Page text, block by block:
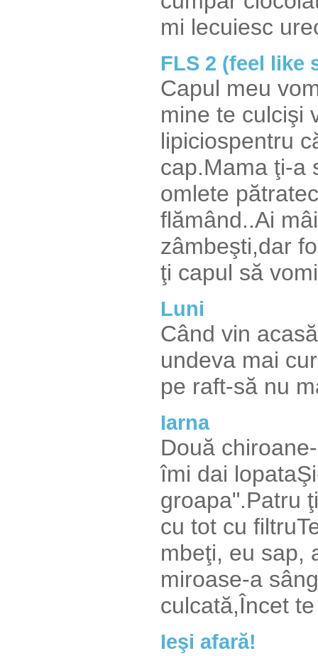
mi lecuiesc
FLS 2 (feel like
Capul meu
mine te culcişi
lipiciospentru
cap.Mama ţi-a
omlete
flămând..Ai
zâmbeşti,dar
ţi capul să
Luni
Când vin
undeva mai
pe raft-să nu
Iarna
Două
îmi dai
groapa".Patru
cu tot cu
mbeţi, eu sap,
miroase-a
culcată,Încet
Ieşi afară!